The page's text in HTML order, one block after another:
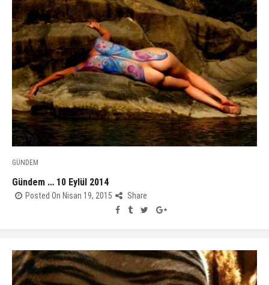
GÜNDEM
Gündem … 10 Eylül 2014
Posted On Nisan 19, 2015 Share